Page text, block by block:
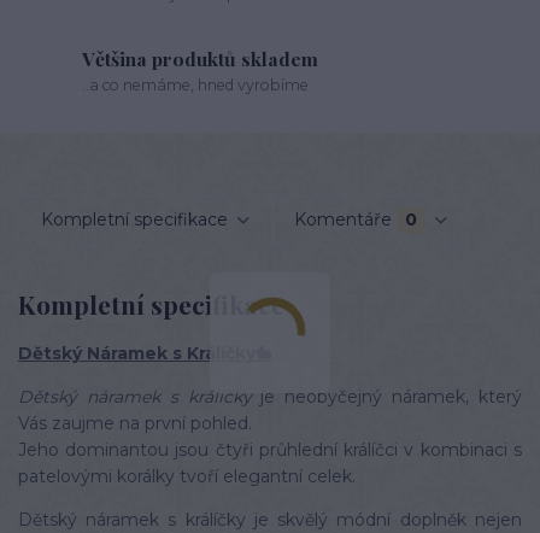
Většina produktů skladem
..a co nemáme, hned vyrobíme
Kompletní specifikace Komentáře 0
Kompletní specifikace
Dětský Náramek s Králíčky🐇
Dětský náramek s králíčkyje neobyčejný náramek, který
Vás zaujme na první pohled.
Jeho dominantou jsou čtyři průhlední králíčci v kombinaci s
patelovými korálky tvoří elegantní celek.
Dětský náramek s králíčky je skvělý módní doplněk nejen